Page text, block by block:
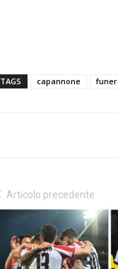
TAGS capannone
Articolo precedente